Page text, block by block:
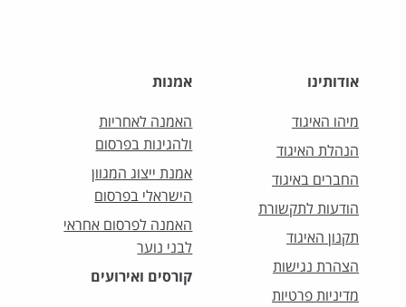
אודותינו
מיהו האיגוד
הנהלת האיגוד
החברים באיגוד
הודעות לתקשורת
תקנון האיגוד
הצהרת נגישות
מדיניות פרטיות
אמנות
האמנה לאחריות
ולהגינות בפרסום
אמנת ייצוג המגוון
הישראלי בפרסום
האמנה לפרסום אחראי
לבני נוער
קורסים ואירועים